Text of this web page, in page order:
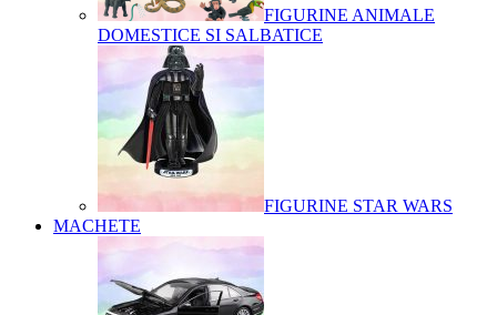
FIGURINE ANIMALE
DOMESTICE SI SALBATICE
FIGURINE STAR WARS
MACHETE